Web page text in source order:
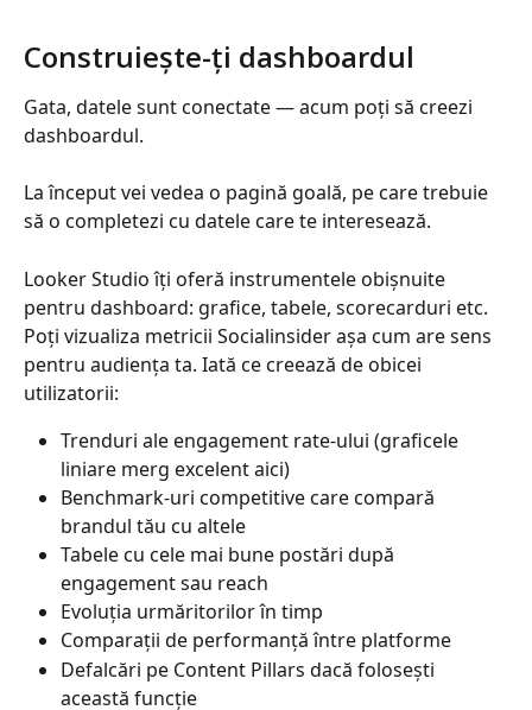
Construiește-ți dashboardul
Gata, datele sunt conectate — acum poți să creezi
dashboardul.
La început vei vedea o pagină goală, pe care trebuie
să o completezi cu datele care te interesează.
Looker Studio îți oferă instrumentele obișnuite
pentru dashboard: grafice, tabele, scorecarduri etc.
Poți vizualiza metricii Socialinsider așa cum are sens
pentru audiența ta. Iată ce creează de obicei
utilizatorii:
Trenduri ale engagement rate-ului (graficele
liniare merg excelent aici)
Benchmark-uri competitive care compară
brandul tău cu altele
Tabele cu cele mai bune postări după
engagement sau reach
Evoluția urmăritorilor în timp
Comparații de performanță între platforme
Defalcări pe Content Pillars dacă folosești
această funcție